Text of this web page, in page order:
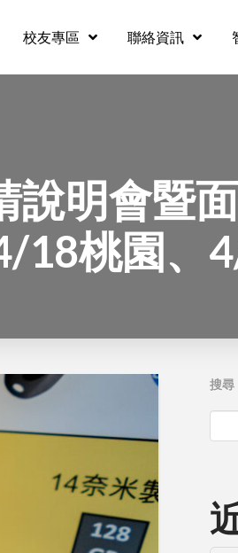
校友專區 聯絡資訊
說明會暨
18桃園、
搜尋